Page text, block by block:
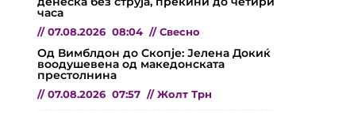
часа
// 07.08.2026 08:04 // Свесно
Од Вимблдон до Скопје: Јелена Докиќ
воодушевена од македонската
престолнина
// 07.08.2026 07:57 // Жолт Трн